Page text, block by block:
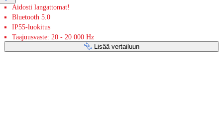
Aidosti langattomat!
Bluetooth 5.0
IP55-luokitus
Taajuusvaste: 20 - 20 000 Hz
Lisää vertailuun